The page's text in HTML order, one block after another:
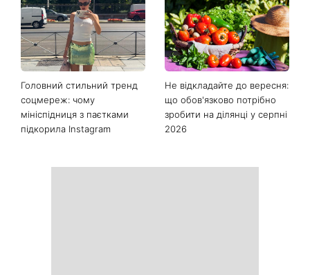
Головний стильний тренд
соцмереж: чому
мініспідниця з паєтками
підкорила Instagram
Не відкладайте до вересня:
що обов'язково потрібно
зробити на ділянці у серпні
2026